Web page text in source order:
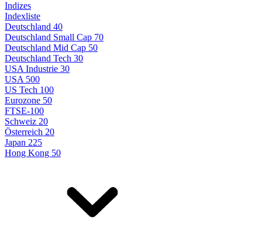
Indizes
Indexliste
Deutschland 40
Deutschland Small Cap 70
Deutschland Mid Cap 50
Deutschland Tech 30
USA Industrie 30
USA 500
US Tech 100
Eurozone 50
FTSE-100
Schweiz 20
Österreich 20
Japan 225
Hong Kong 50